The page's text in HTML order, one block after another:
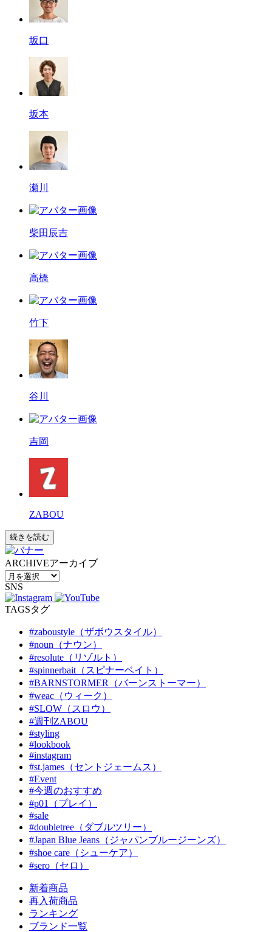
坂口
坂本
瀬川
柴田辰吉
高橋
竹下
谷川
吉岡
ZABOU
続きを読む
ARCHIVEアーカイブ
SNS
TAGSタグ
#zaboustyle（ザボウスタイル）
#noun（ナウン）
#resolute（リゾルト）
#spinnerbait（スピナーベイト）
#BARNSTORMER（バーンストーマー）
#weac（ウィーク）
#SLOW（スロウ）
#週刊ZABOU
#styling
#lookbook
#instagram
#st.james（セントジェームス）
#Event
#今週のおすすめ
#p01（プレイ）
#sale
#doubletree（ダブルツリー）
#Japan Blue Jeans（ジャパンブルージーンズ）
#shoe care（シューケア）
#sero（セロ）
新着商品
再入荷商品
ランキング
ブランド一覧